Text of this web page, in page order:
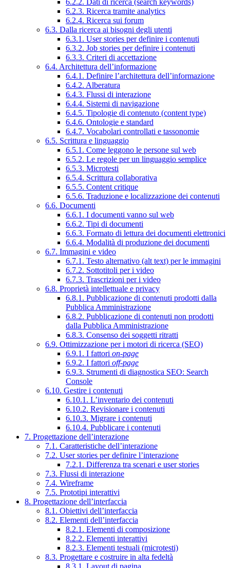
6.2.3. Ricerca tramite analytics
6.2.4. Ricerca sui forum
6.3. Dalla ricerca ai bisogni degli utenti
6.3.1. User stories per definire i contenuti
6.3.2. Job stories per definire i contenuti
6.3.3. Criteri di accettazione
6.4. Architettura dell’informazione
6.4.1. Definire l’architettura dell’informazione
6.4.2. Alberatura
6.4.3. Flussi di interazione
6.4.4. Sistemi di navigazione
6.4.5. Tipologie di contenuto (content type)
6.4.6. Ontologie e standard
6.4.7. Vocabolari controllati e tassonomie
6.5. Scrittura e linguaggio
6.5.1. Come leggono le persone sul web
6.5.2. Le regole per un linguaggio semplice
6.5.3. Microtesti
6.5.4. Scrittura collaborativa
6.5.5. Content critique
6.5.6. Traduzione e localizzazione dei contenuti
6.6. Documenti
6.6.1. I documenti vanno sul web
6.6.2. Tipi di documenti
6.6.3. Formato di lettura dei documenti elettronici
6.6.4. Modalità di produzione dei documenti
6.7. Immagini e video
6.7.1. Testo alternativo (alt text) per le immagini
6.7.2. Sottotitoli per i video
6.7.3. Trascrizioni per i video
6.8. Proprietà intellettuale e privacy
6.8.1. Pubblicazione di contenuti prodotti dalla
Pubblica Amministrazione
6.8.2. Pubblicazione di contenuti non prodotti
dalla Pubblica Amministrazione
6.8.3. Consenso dei soggetti ritratti
6.9. Ottimizzazione per i motori di ricerca (SEO)
6.9.1. I fattori on-page
6.9.2. I fattori off-page
6.9.3. Strumenti di diagnostica SEO: Search
Console
6.10. Gestire i contenuti
6.10.1. L’inventario dei contenuti
6.10.2. Revisionare i contenuti
6.10.3. Migrare i contenuti
6.10.4. Pubblicare i contenuti
7. Progettazione dell’interazione
7.1. Caratteristiche dell’interazione
7.2. User stories per definire l’interazione
7.2.1. Differenza tra scenari e user stories
7.3. Flussi di interazione
7.4. Wireframe
7.5. Prototipi interattivi
8. Progettazione dell’interfaccia
8.1. Obiettivi dell’interfaccia
8.2. Elementi dell’interfaccia
8.2.1. Elementi di composizione
8.2.2. Elementi interattivi
8.2.3. Elementi testuali (microtesti)
8.3. Progettare e costruire in alta fedeltà
8.3.1. Layout di pagina